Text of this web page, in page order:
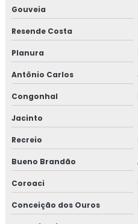
Gouveia
Resende Costa
Planura
Antônio Carlos
Congonhal
Jacinto
Recreio
Bueno Brandão
Coroaci
Conceição dos Ouros